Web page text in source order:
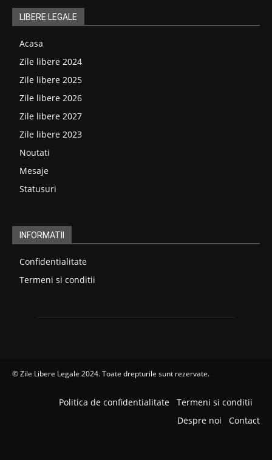
LIBERE LEGALE
Acasa
Zile libere 2024
Zile libere 2025
Zile libere 2026
Zile libere 2027
Zile libere 2023
Noutati
Mesaje
Statusuri
INFORMATII
Confidentialitate
Termeni si conditii
©Zile Libere Legale 2024. Toate drepturile sunt rezervate.
Politica de confidentialitate
Termeni si conditii
Despre noi
Contact